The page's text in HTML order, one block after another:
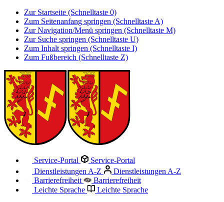
Zur Startseite (Schnelltaste 0)
Zum Seitenanfang springen (Schnelltaste A)
Zur Navigation/Menü springen (Schnelltaste M)
Zur Suche springen (Schnelltaste U)
Zum Inhalt springen (Schnelltaste I)
Zum Fußbereich (Schnelltaste Z)
Service-Portal
Service-Portal
Dienstleistungen A-Z
Dienstleistungen A-Z
Barrierefreiheit
Barrierefreiheit
Leichte Sprache
Leichte Sprache